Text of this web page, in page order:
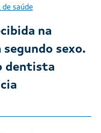
de saúde
na
sexo.
dentista